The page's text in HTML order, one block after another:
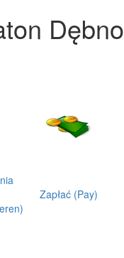
Dębno
Zapłać (Pay)